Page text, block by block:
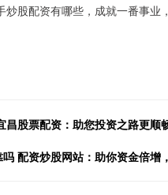
股配资有哪些，成就一番事
昌股票配资：助您投资之路更顺
配资炒股网站：助你资金倍增